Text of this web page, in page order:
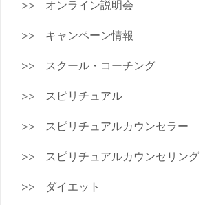
オンライン説明会
キャンペーン情報
スクール・コーチング
スピリチュアル
スピリチュアルカウンセラー
スピリチュアルカウンセリング
ダイエット